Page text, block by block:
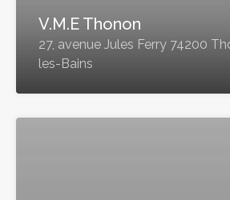
V.M.E Thonon
27, avenue Jules Ferry 74200
les-Bains